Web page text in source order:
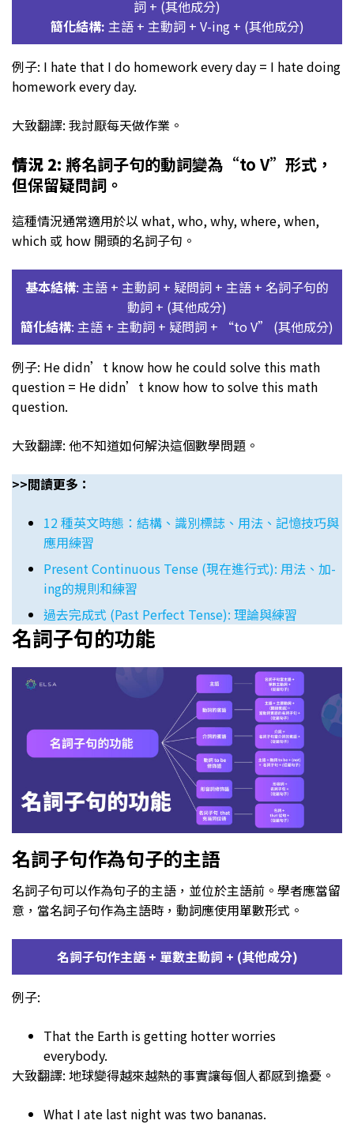
詞 + (其他成分)
簡化結構: 主語 + 主動詞 + V-ing + (其他成分)
例子: I hate that I do homework every day = I hate doing
homework every day.
大致翻譯: 我討厭每天做作業。
情況 2: 將名詞子句的動詞變為“to V”形式，
但保留疑問詞。
這種情況通常適用於以 what, who, why, where, when,
which 或 how 開頭的名詞子句。
基本結構: 主語 + 主動詞 + 疑問詞 + 主語 + 名詞子句的
動詞 + (其他成分)
簡化結構: 主語 + 主動詞 + 疑問詞 + “to V” (其他成分)
例子: He didn’t know how he could solve this math
question = He didn’t know how to solve this math
question.
大致翻譯: 他不知道如何解決這個數學問題。
>>閲讀更多：
12 種英文時態：結構、識別標誌、用法、記憶技巧與
應用練習
Present Continuous Tense (現在進行式): 用法、加-
ing的規則和練習
過去完成式 (Past Perfect Tense): 理論與練習
名詞子句的功能
名詞子句作為句子的主語
名詞子句可以作為句子的主語，並位於主語前。學者應當留
意，當名詞子句作為主語時，動詞應使用單數形式。
名詞子句作主語 + 單數主動詞 + (其他成分)
例子:
That the Earth is getting hotter worries
everybody.
大致翻譯: 地球變得越來越熱的事實讓每個人都感到擔憂。
What I ate last night was two bananas.